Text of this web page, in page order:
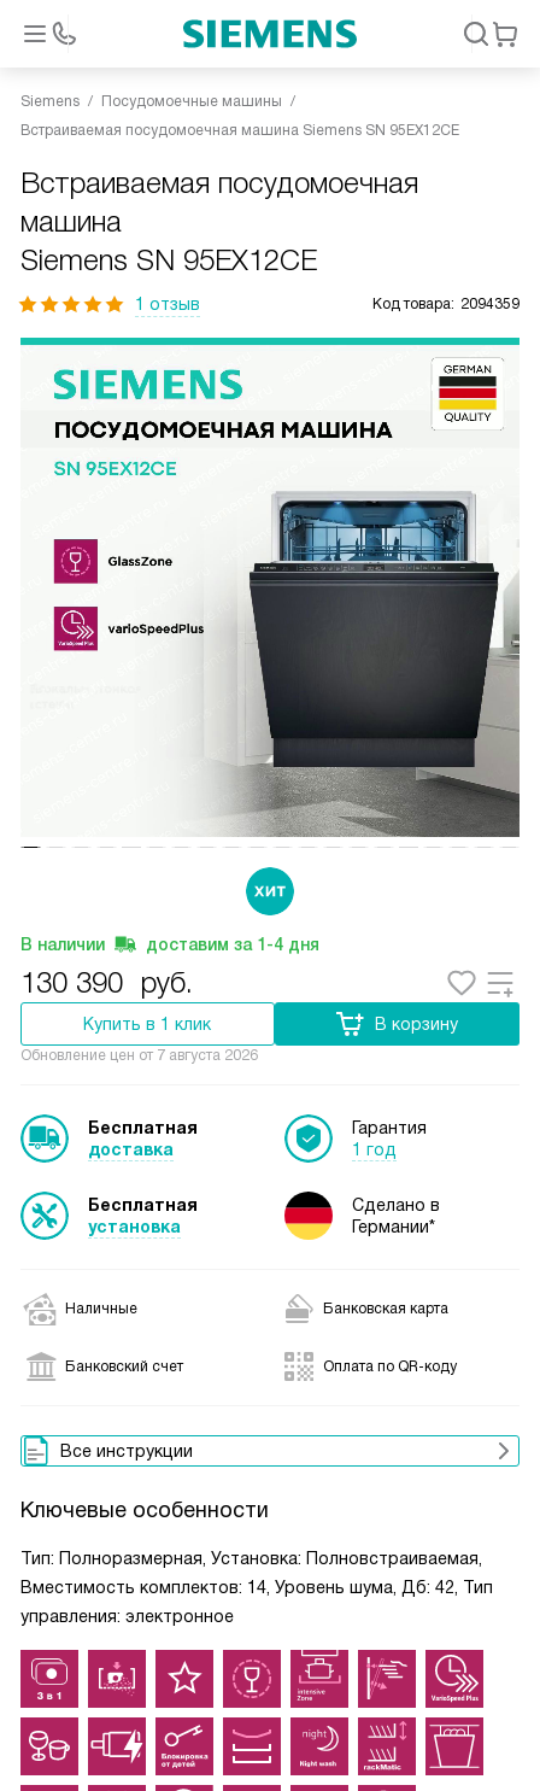
Siemens
Посудомоечные машины
Встраиваемая посудомоечная машина Siemens SN 95EX12CE
Встраиваемая посудомоечная
машина
Siemens SN 95EX12CE
1 отзыв Код товара: 2094359
В наличии доставим за 1-4 дня
130 390 руб.
Купить в 1 клик В корзину
Обновление цен от 7 августа 2026
Бесплатная
доставка
Бесплатная
установка
Гарантия
1 год
Сделано в
Германии*
Наличные Банковская карта
Банковский счет Оплата по QR-коду
Все инструкции
Ключевые особенности
Тип: Полноразмерная, Установка: Полновстраиваемая,
Вместимость комплектов: 14, Уровень шума, Дб: 42, Тип
управления: электронное